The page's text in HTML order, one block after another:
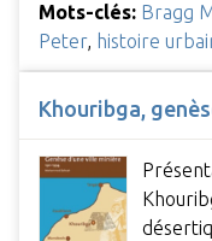
Mots-clés: Bragg
Peter, histoire
Khouribga,